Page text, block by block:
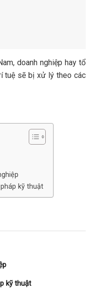
doanh nghiệp hay tổ
tuệ sẽ bị xử lý theo các
kỹ thuật
kỹ thuật